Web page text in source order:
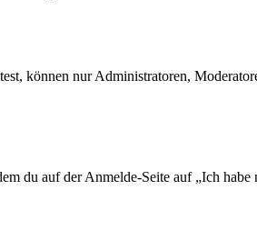
können nur Administratoren,
du auf der Anmelde-Seite auf „Ich habe